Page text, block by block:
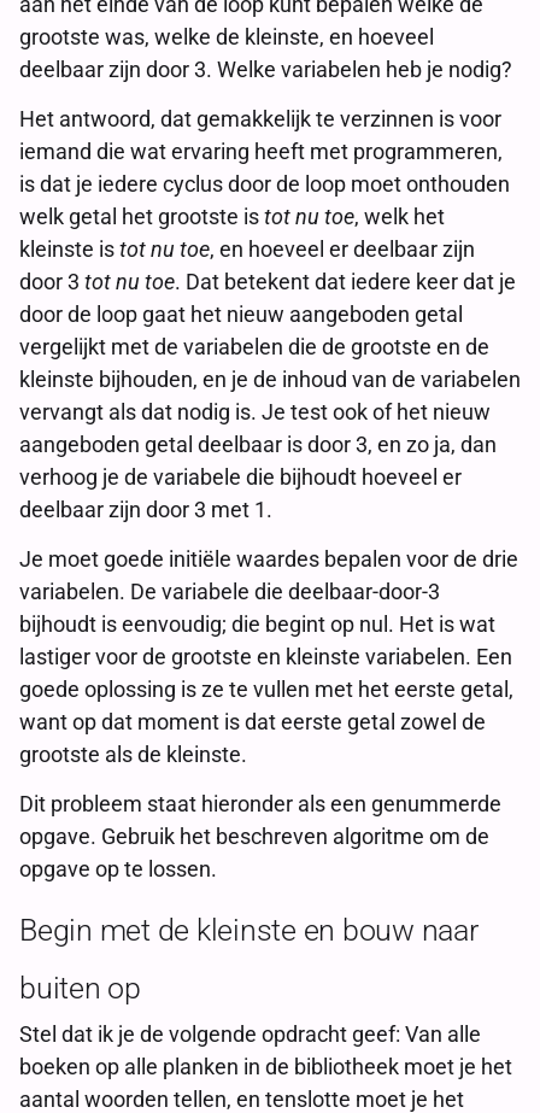
grootste was, welke de kleinste, en hoeveel
deelbaar zijn door 3. Welke variabelen heb je nodig?
Het antwoord, dat gemakkelijk te verzinnen is voor
iemand die wat ervaring heeft met programmeren,
is dat je iedere cyclus door de loop moet onthouden
welk getal het grootste istot nu toe, welk het
kleinste istot nu toe, en hoeveel er deelbaar zijn
door 3 tot nu toe. Dat betekent dat iedere keer dat je
door de loop gaat het nieuw aangeboden getal
vergelijkt met de variabelen die de grootste en de
kleinste bijhouden, en je de inhoud van de variabelen
vervangt als dat nodig is. Je test ook of het nieuw
aangeboden getal deelbaar is door 3, en zo ja, dan
verhoog je de variabele die bijhoudt hoeveel er
deelbaar zijn door 3 met 1.
Je moet goede initiële waardes bepalen voor de drie
variabelen. De variabele die deelbaar-door-3
bijhoudt is eenvoudig; die begint op nul. Het is wat
lastiger voor de grootste en kleinste variabelen. Een
goede oplossing is ze te vullen met het eerste getal,
want op dat moment is dat eerste getal zowel de
grootste als de kleinste.
Dit probleem staat hieronder als een genummerde
opgave. Gebruik het beschreven algoritme om de
opgave op te lossen.
Begin met de kleinste en bouw naar
buiten op
Stel dat ik je de volgende opdracht geef: Van alle
boeken op alle planken in de bibliotheek moet je het
aantal woorden tellen, en tenslotte moet je het